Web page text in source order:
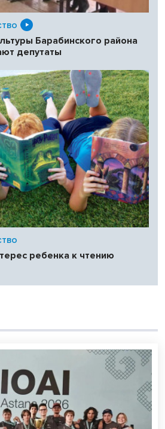
Барабинского района
депутаты
ребенка к чтению